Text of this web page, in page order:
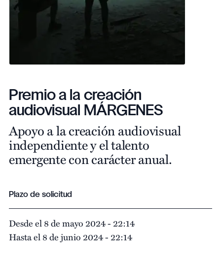
Premio a la creación
audiovisual MÁRGENES
Apoyo a la creación audiovisual
independiente y el talento
emergente con carácter anual.
Plazo de solicitud
Desde el 8 de mayo 2024 - 22:14
Hasta el 8 de junio 2024 - 22:14